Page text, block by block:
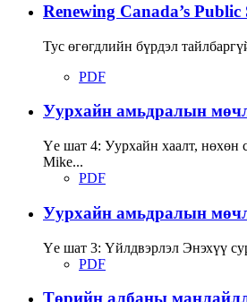
Renewing Canada’s Public
Тус өгөгдлийн бүрдэл
PDF
Уурхайн амьдралын
Үе шат 4: Уурхайн хаалт, нөхөн
Mike...
PDF
Уурхайн амьдралын
Үе шат 3: Үйлдвэрлэл Энэхүү
PDF
Төрийн албаны